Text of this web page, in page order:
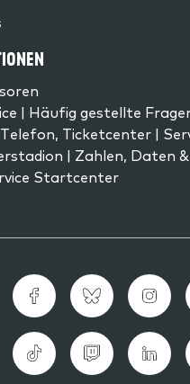
| Häufig gestellte
Ticketcenter |
| Zahlen, Daten
Startcenter